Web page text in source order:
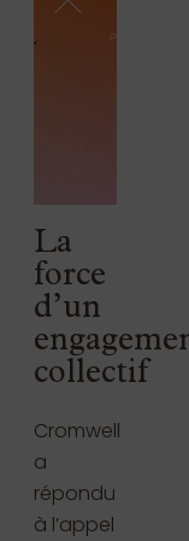
La
force
d’un
collectif
Cromwell
a
répondu
à l’appel